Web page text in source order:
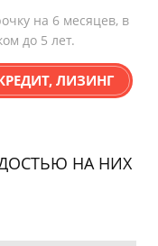
на 6 месяцев, в
до 5 лет.
ЛИЗИНГ
НА НИХ